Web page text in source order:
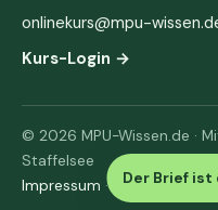
Der Brief ist
onlinekurs@mpu-
Kurs-Login →
© 2026 MPU-Wissen.de ·
Staffelsee
Impressum · Datenschutz